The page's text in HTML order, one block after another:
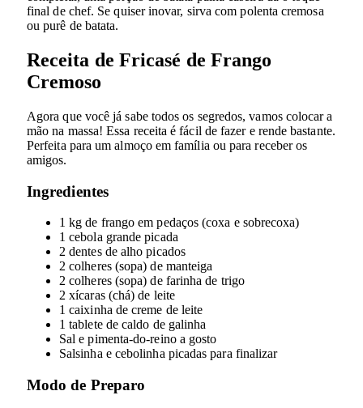
final de chef. Se quiser inovar, sirva com polenta cremosa
ou purê de batata.
Receita de Fricasé de Frango
Cremoso
Agora que você já sabe todos os segredos, vamos colocar a
mão na massa! Essa receita é fácil de fazer e rende bastante.
Perfeita para um almoço em família ou para receber os
amigos.
Ingredientes
1 kg de frango em pedaços (coxa e sobrecoxa)
1 cebola grande picada
2 dentes de alho picados
2 colheres (sopa) de manteiga
2 colheres (sopa) de farinha de trigo
2 xícaras (chá) de leite
1 caixinha de creme de leite
1 tablete de caldo de galinha
Sal e pimenta-do-reino a gosto
Salsinha e cebolinha picadas para finalizar
Modo de Preparo